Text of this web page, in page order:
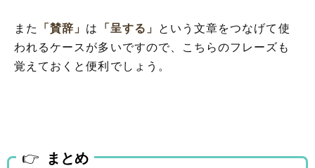
また 「賛辞」 は 「呈する」
という文章をつなげて使
われるケースが多いですので、こちらのフレーズも
覚えておくと便利でしょう。
まとめ